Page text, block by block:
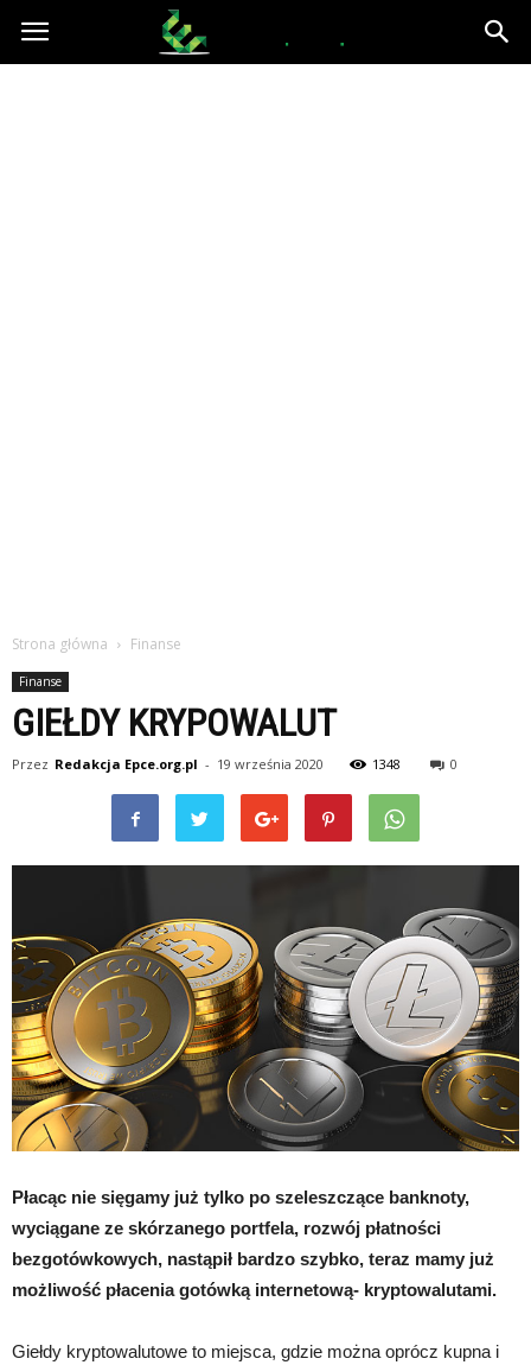
epce.org.pl
Strona główna Finanse
Finanse
GIEŁDY KRYPOWALUT
Przez Redakcja Epce.org.pl - 19 września 2020 1348 0
Płacąc nie sięgamy już tylko po szeleszczące banknoty,
wyciągane ze skórzanego portfela, rozwój płatności
bezgotówkowych, nastąpił bardzo szybko, teraz mamy już
możliwość płacenia gotówką internetową- kryptowalutami.
Giełdy kryptowalutowe to miejsca, gdzie można oprócz kupna i